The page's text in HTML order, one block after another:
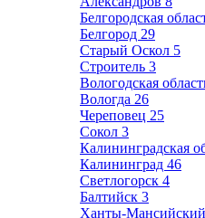
Белгородская
Белгород 29
Старый Оскол 5
Строитель 3
Вологодская
Вологда 26
Череповец 25
Сокол 3
Калининградская
Калининград 46
Светлогорск 4
Балтийск 3
Ханты-